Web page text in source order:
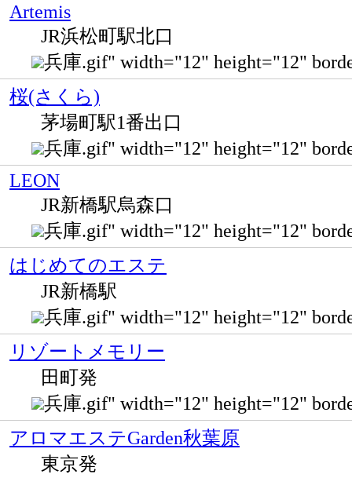
Artemis
JR浜松町駅北口
兵庫.gif" width="12" height="12"
桜(さくら)
茅場町駅1番出口
兵庫.gif" width="12" height="12"
LEON
JR新橋駅烏森口
兵庫.gif" width="12" height="12"
はじめてのエステ
JR新橋駅
兵庫.gif" width="12" height="12"
リゾートメモリー
田町発
兵庫.gif" width="12" height="12"
アロマエステGarden秋葉原
東京発